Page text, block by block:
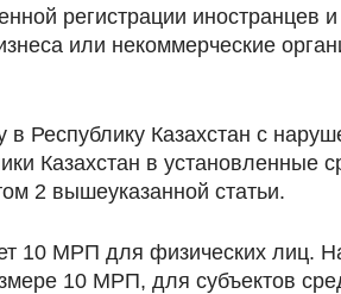
регистрации иностранцев
или некоммерческие
Казахстан с
Казахстан в установленные
2 вышеуказанной статьи.
10 МРП для физических лиц.
10 МРП, для субъектов